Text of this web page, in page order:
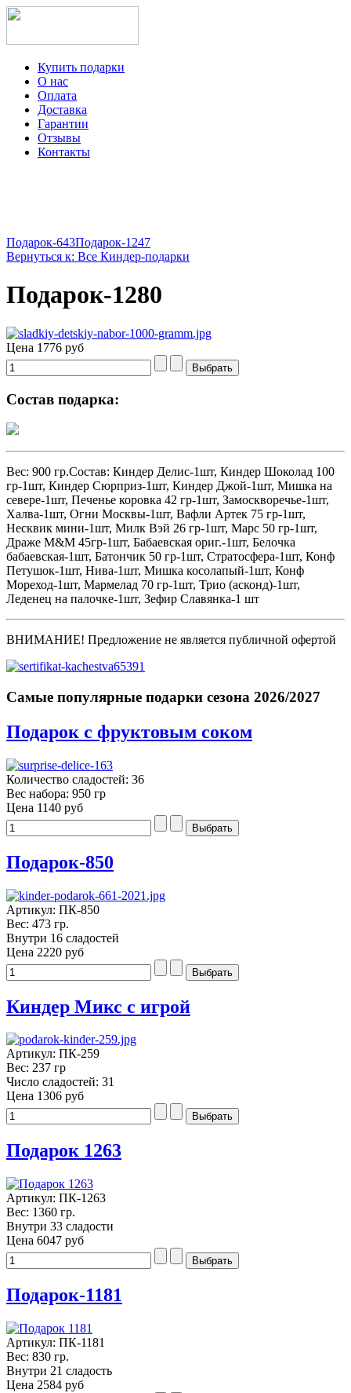
Купить подарки
О нас
Оплата
Доставка
Гарантии
Отзывы
Контакты
Подарок-643Подарок-1247
Вернуться к: Все Киндер-подарки
Подарок-1280
Цена 1776 руб
Состав подарка:
Вес: 900 гр.Состав: Киндер Делис-1шт, Киндер Шоколад 100
гр-1шт, Киндер Сюрприз-1шт, Киндер Джой-1шт, Мишка на
севере-1шт, Печенье коровка 42 гр-1шт, Замоскворечье-1шт,
Халва-1шт, Огни Москвы-1шт, Вафли Артек 75 гр-1шт,
Несквик мини-1шт, Милк Вэй 26 гр-1шт, Марс 50 гр-1шт,
Драже M&M 45гр-1шт, Бабаевская ориг.-1шт, Белочка
бабаевская-1шт, Батончик 50 гр-1шт, Стратосфера-1шт, Конф
Петушок-1шт, Нива-1шт, Мишка косолапый-1шт, Конф
Мореход-1шт, Мармелад 70 гр-1шт, Трио (асконд)-1шт,
Леденец на палочке-1шт, Зефир Славянка-1 шт
ВНИМАНИЕ! Предложение не является публичной офертой
Самые популярные подарки сезона 2026/2027
Подарок с фруктовым соком
Количество сладостей: 36
Вес набора: 950 гр
Цена 1140 руб
Подарок-850
Артикул: ПК-850
Вес: 473 гр.
Внутри 16 сладостей
Цена 2220 руб
Киндер Микс с игрой
Артикул: ПК-259
Вес: 237 гр
Число сладостей: 31
Цена 1306 руб
Подарок 1263
Артикул: ПК-1263
Вес: 1360 гр.
Внутри 33 сладости
Цена 6047 руб
Подарок-1181
Артикул: ПК-1181
Вес: 830 гр.
Внутри 21 сладость
Цена 2584 руб